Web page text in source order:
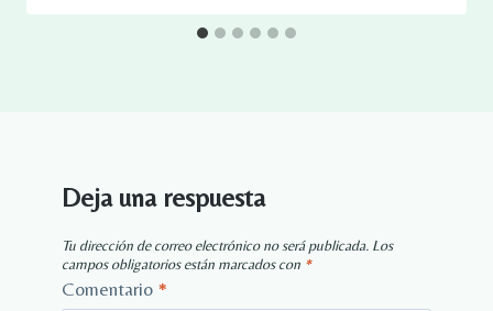
Deja una respuesta
Tu dirección de correo electrónico no será publicada. Los
campos obligatorios están marcados con *
Comentario *